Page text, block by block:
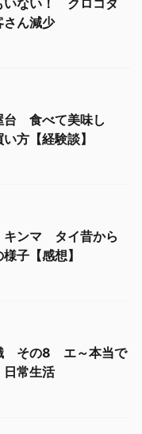
ない！ クロコダ
ん減少
食べて美味し
方【経験談】
ンマ タイ昔から
子【感想】
その8 エ～本当で
日常生活